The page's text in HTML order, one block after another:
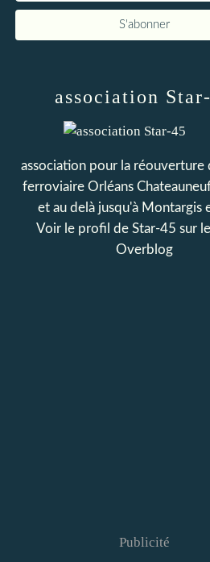
association
association pour la réouverture
ferroviaire Orléans
et au delà jusqu'à Montargis
Voir le profil de Star-45 sur
Overblog
Publicité